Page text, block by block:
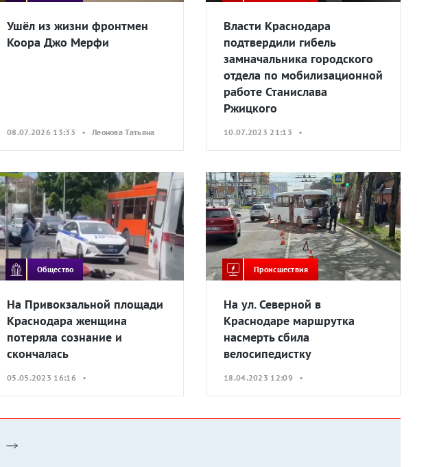
Ушёл из жизни фронтмен
Koopa Джо Мерфи
08.07.2026 13:33 • Леонова Татьяна
Власти Краснодара
подтвердили гибель
замначальника городского
отдела по мобилизационной
работе Станислава
Ржицкого
10.07.2023 21:13 •
Общество
На Привокзальной площади
Краснодара женщина
потеряла сознание и
скончалась
05.05.2023 16:16 •
Происшествия
На ул. Северной в
Краснодаре маршрутка
насмерть сбила
велосипедистку
18.04.2023 12:09 •